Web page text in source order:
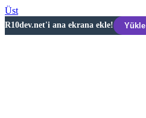
Üst
R10dev.net'i ana ekrana ekle! Yükle